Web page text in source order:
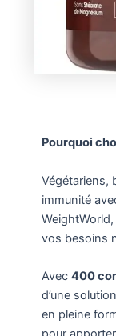
Pourquoi
Végétariens,
immunité
vos besoins
Avec 400
d’une
en pleine